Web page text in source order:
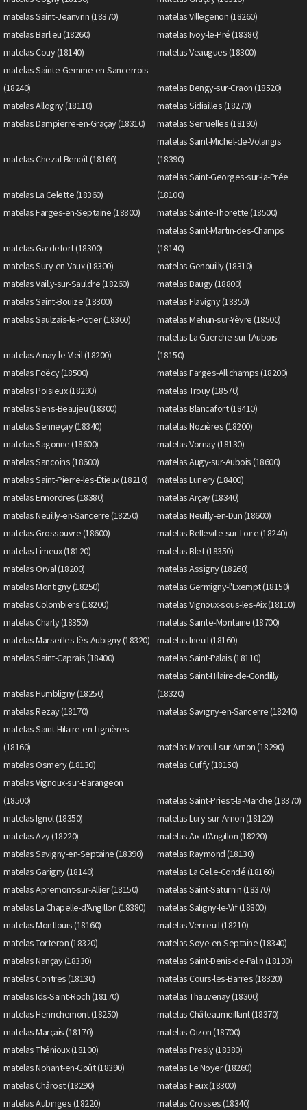
matelas Saint-Jeanvrin (18370)
matelas Villegenon (18260)
matelas Barlieu (18260)
matelas Ivoy-le-Pré (18380)
matelas Couy (18140)
matelas Veaugues (18300)
matelas Sainte-Gemme-en-Sancerrois
(18240)
matelas Bengy-sur-Craon (18520)
matelas Allogny (18110)
matelas Sidiailles (18270)
matelas Dampierre-en-Graçay (18310)
matelas Serruelles (18190)
matelas Chezal-Benoît (18160)
matelas Saint-Michel-de-Volangis
(18390)
matelas La Celette (18360)
matelas Saint-Georges-sur-la-Prée
(18100)
matelas Farges-en-Septaine (18800)
matelas Sainte-Thorette (18500)
matelas Gardefort (18300)
matelas Saint-Martin-des-Champs
(18140)
matelas Sury-en-Vaux (18300)
matelas Genouilly (18310)
matelas Vailly-sur-Sauldre (18260)
matelas Baugy (18800)
matelas Saint-Bouize (18300)
matelas Flavigny (18350)
matelas Saulzais-le-Potier (18360)
matelas Mehun-sur-Yèvre (18500)
matelas Ainay-le-Vieil (18200)
matelas La Guerche-sur-l'Aubois
(18150)
matelas Foëcy (18500)
matelas Farges-Allichamps (18200)
matelas Poisieux (18290)
matelas Trouy (18570)
matelas Sens-Beaujeu (18300)
matelas Blancafort (18410)
matelas Senneçay (18340)
matelas Nozières (18200)
matelas Sagonne (18600)
matelas Vornay (18130)
matelas Sancoins (18600)
matelas Augy-sur-Aubois (18600)
matelas Saint-Pierre-les-Étieux (18210)
matelas Lunery (18400)
matelas Ennordres (18380)
matelas Arçay (18340)
matelas Neuilly-en-Sancerre (18250)
matelas Neuilly-en-Dun (18600)
matelas Grossouvre (18600)
matelas Belleville-sur-Loire (18240)
matelas Limeux (18120)
matelas Blet (18350)
matelas Orval (18200)
matelas Assigny (18260)
matelas Montigny (18250)
matelas Germigny-l'Exempt (18150)
matelas Colombiers (18200)
matelas Vignoux-sous-les-Aix (18110)
matelas Charly (18350)
matelas Sainte-Montaine (18700)
matelas Marseilles-lès-Aubigny (18320)
matelas Ineuil (18160)
matelas Saint-Caprais (18400)
matelas Saint-Palais (18110)
matelas Humbligny (18250)
matelas Saint-Hilaire-de-Gondilly
(18320)
matelas Rezay (18170)
matelas Savigny-en-Sancerre (18240)
matelas Saint-Hilaire-en-Lignières
(18160)
matelas Mareuil-sur-Arnon (18290)
matelas Osmery (18130)
matelas Cuffy (18150)
matelas Vignoux-sur-Barangeon
(18500)
matelas Saint-Priest-la-Marche (18370)
matelas Ignol (18350)
matelas Lury-sur-Arnon (18120)
matelas Azy (18220)
matelas Aix-d'Angillon (18220)
matelas Savigny-en-Septaine (18390)
matelas Raymond (18130)
matelas Garigny (18140)
matelas La Celle-Condé (18160)
matelas Apremont-sur-Allier (18150)
matelas Saint-Saturnin (18370)
matelas La Chapelle-d'Angillon (18380)
matelas Saligny-le-Vif (18800)
matelas Montlouis (18160)
matelas Verneuil (18210)
matelas Torteron (18320)
matelas Soye-en-Septaine (18340)
matelas Nançay (18330)
matelas Saint-Denis-de-Palin (18130)
matelas Contres (18130)
matelas Cours-les-Barres (18320)
matelas Ids-Saint-Roch (18170)
matelas Thauvenay (18300)
matelas Henrichemont (18250)
matelas Châteaumeillant (18370)
matelas Marçais (18170)
matelas Oizon (18700)
matelas Thénioux (18100)
matelas Presly (18380)
matelas Nohant-en-Goût (18390)
matelas Le Noyer (18260)
matelas Chârost (18290)
matelas Feux (18300)
matelas Aubinges (18220)
matelas Crosses (18340)